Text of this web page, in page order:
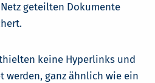
geteilten Dokumente
keine Hyperlinks und
ganz ähnlich wie ein